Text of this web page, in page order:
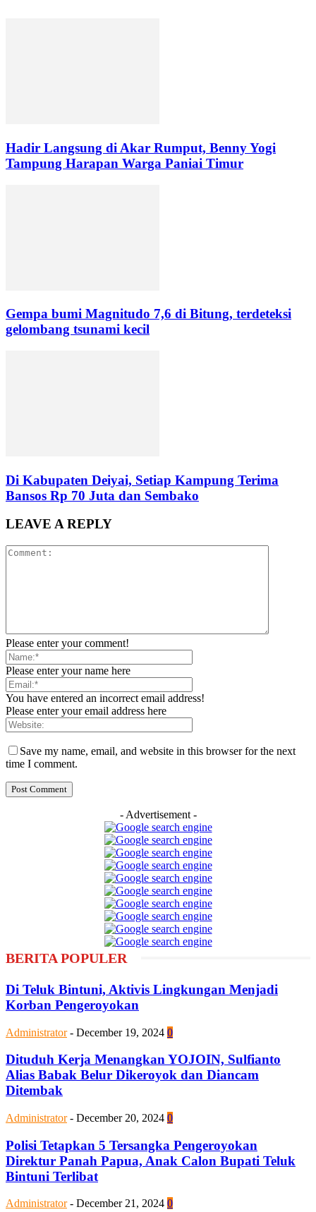
Hadir Langsung di Akar Rumput, Benny Yogi
Tampung Harapan Warga Paniai Timur
Gempa bumi Magnitudo 7,6 di Bitung, terdeteksi
gelombang tsunami kecil
Di Kabupaten Deiyai, Setiap Kampung Terima
Bansos Rp 70 Juta dan Sembako
LEAVE A REPLY
Please enter your comment!
Please enter your name here
You have entered an incorrect email address!
Please enter your email address here
Save my name, email, and website in this browser for the next
time I comment.
- Advertisement -
BERITA POPULER
Di Teluk Bintuni, Aktivis Lingkungan Menjadi
Korban Pengeroyokan
Administrator - December 19, 2024 0
Dituduh Kerja Menangkan YOJOIN, Sulfianto
Alias Babak Belur Dikeroyok dan Diancam
Ditembak
Administrator - December 20, 2024 0
Polisi Tetapkan 5 Tersangka Pengeroyokan
Direktur Panah Papua, Anak Calon Bupati Teluk
Bintuni Terlibat
Administrator - December 21, 2024 0